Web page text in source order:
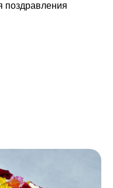
поздравления